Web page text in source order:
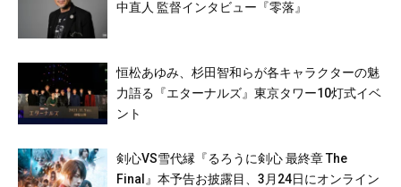
中直人 監督インタビュー『零落』
恒松あゆみ、杉田智和らが各キャラクターの魅
力語る『エターナルズ』東京タワー10灯式イベ
ント
剣心VS雪代縁『るろうに剣心 最終章 The
Final』本予告お披露目、3月24日にオンライン